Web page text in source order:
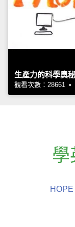
生產力的科學奧秘
觀看次數：28661 •
學